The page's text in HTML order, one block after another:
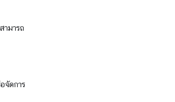
ามารถ
จัดการ